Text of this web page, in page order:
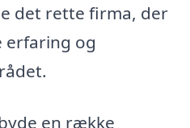
det rette firma, der
erfaring og
en række